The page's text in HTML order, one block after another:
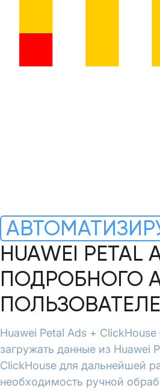
HUAWEI PETAL
ПОДРОБНОГО
Huawei Petal Ads +
загружать данные из Huawei
ClickHouse для дальнейшей
необходимость ручной